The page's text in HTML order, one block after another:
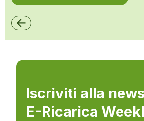
Iscriviti alla
E-Ricarica